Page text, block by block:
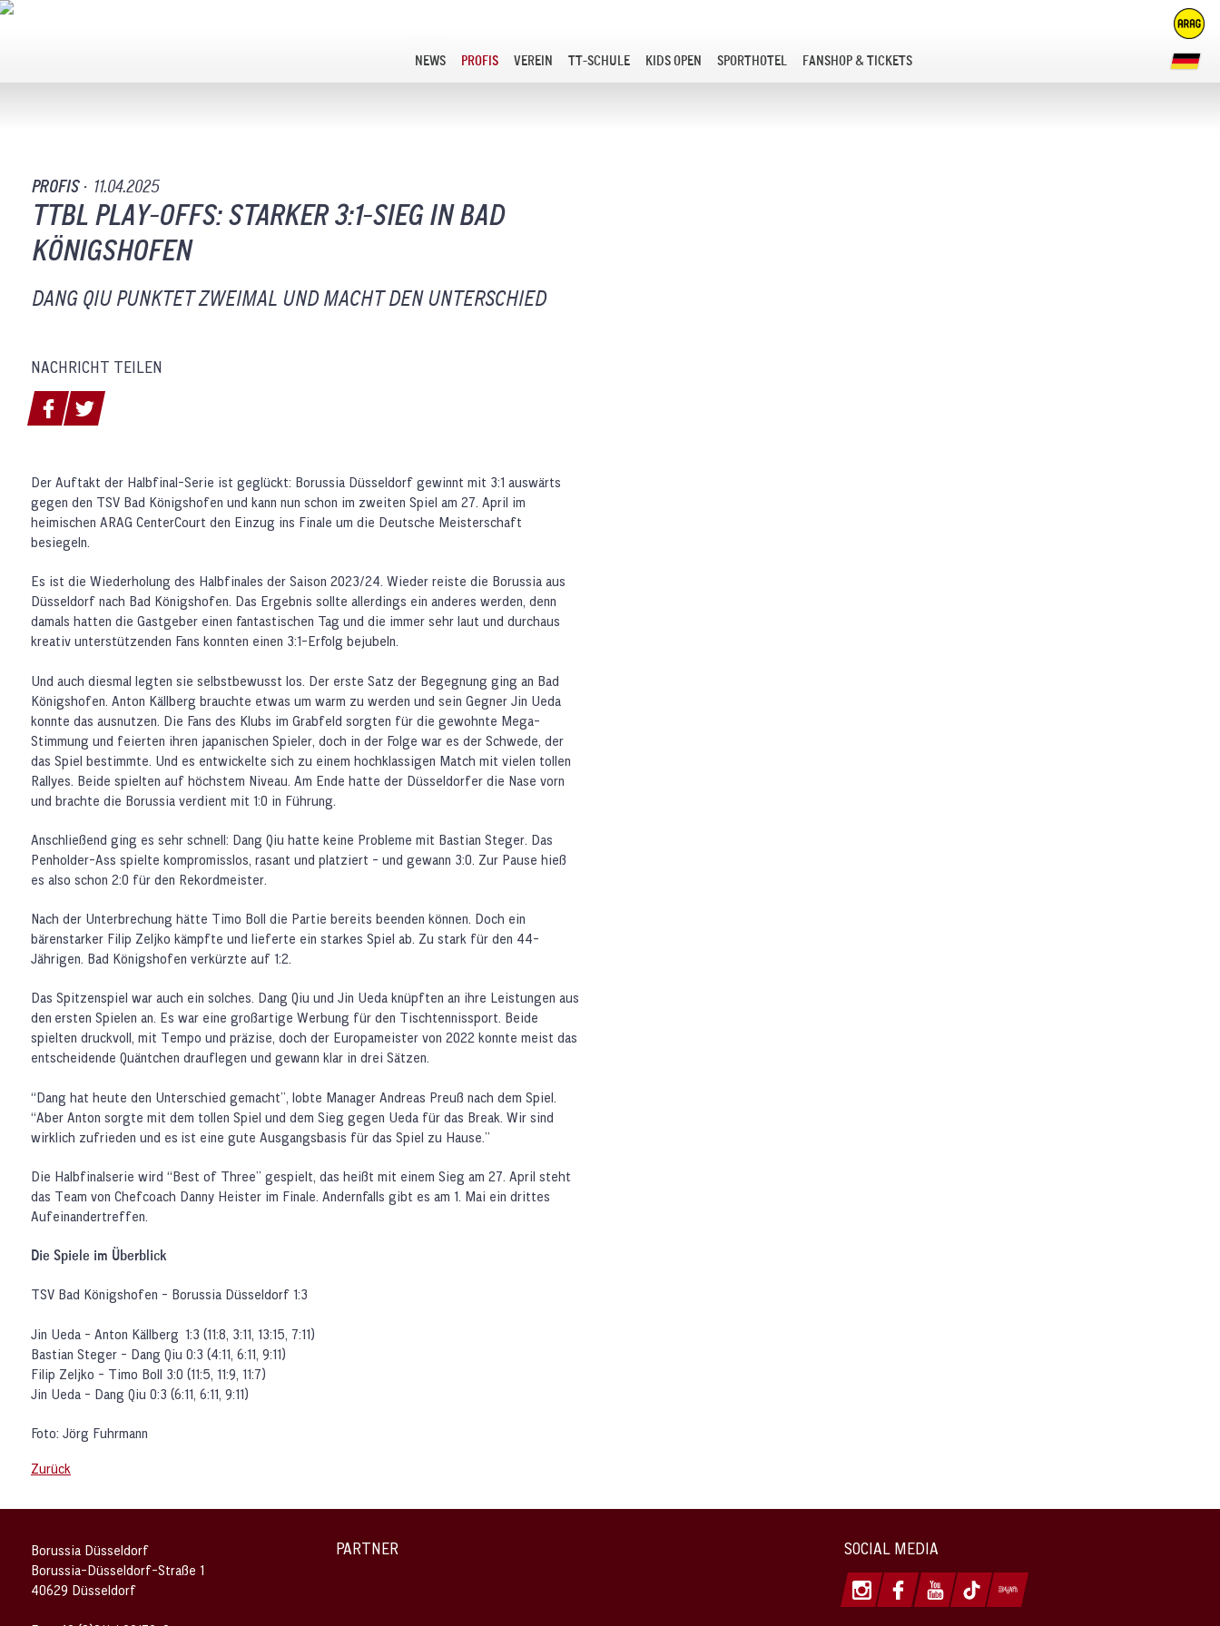
NEWS PROFIS VEREIN TT-SCHULE KIDS OPEN SPORTHOTEL FANSHOP & TICKETS
PROFIS · 11.04.2025
TTBL PLAY-OFFS: STARKER 3:1-SIEG IN BAD
KÖNIGSHOFEN
DANG QIU PUNKTET ZWEIMAL UND MACHT DEN UNTERSCHIED
NACHRICHT TEILEN
Der Auftakt der Halbfinal-Serie ist geglückt: Borussia Düsseldorf gewinnt mit 3:1 auswärts
gegen den TSV Bad Königshofen und kann nun schon im zweiten Spiel am 27. April im
heimischen ARAG CenterCourt den Einzug ins Finale um die Deutsche Meisterschaft
besiegeln.
Es ist die Wiederholung des Halbfinales der Saison 2023/24. Wieder reiste die Borussia aus
Düsseldorf nach Bad Königshofen. Das Ergebnis sollte allerdings ein anderes werden, denn
damals hatten die Gastgeber einen fantastischen Tag und die immer sehr laut und durchaus
kreativ unterstützenden Fans konnten einen 3:1-Erfolg bejubeln.
Und auch diesmal legten sie selbstbewusst los. Der erste Satz der Begegnung ging an Bad
Königshofen. Anton Källberg brauchte etwas um warm zu werden und sein Gegner Jin Ueda
konnte das ausnutzen. Die Fans des Klubs im Grabfeld sorgten für die gewohnte Mega-
Stimmung und feierten ihren japanischen Spieler, doch in der Folge war es der Schwede, der
das Spiel bestimmte. Und es entwickelte sich zu einem hochklassigen Match mit vielen tollen
Rallyes. Beide spielten auf höchstem Niveau. Am Ende hatte der Düsseldorfer die Nase vorn
und brachte die Borussia verdient mit 1:0 in Führung.
Anschließend ging es sehr schnell: Dang Qiu hatte keine Probleme mit Bastian Steger. Das
Penholder-Ass spielte kompromisslos, rasant und platziert - und gewann 3:0. Zur Pause hieß
es also schon 2:0 für den Rekordmeister.
Nach der Unterbrechung hätte Timo Boll die Partie bereits beenden können. Doch ein
bärenstarker Filip Zeljko kämpfte und lieferte ein starkes Spiel ab. Zu stark für den 44-
Jährigen. Bad Königshofen verkürzte auf 1:2.
Das Spitzenspiel war auch ein solches. Dang Qiu und Jin Ueda knüpften an ihre Leistungen aus
den ersten Spielen an. Es war eine großartige Werbung für den Tischtennissport. Beide
spielten druckvoll, mit Tempo und präzise, doch der Europameister von 2022 konnte meist das
entscheidende Quäntchen drauflegen und gewann klar in drei Sätzen.
“Dang hat heute den Unterschied gemacht”, lobte Manager Andreas Preuß nach dem Spiel.
“Aber Anton sorgte mit dem tollen Spiel und dem Sieg gegen Ueda für das Break. Wir sind
wirklich zufrieden und es ist eine gute Ausgangsbasis für das Spiel zu Hause.”
Die Halbfinalserie wird “Best of Three” gespielt, das heißt mit einem Sieg am 27. April steht
das Team von Chefcoach Danny Heister im Finale. Andernfalls gibt es am 1. Mai ein drittes
Aufeinandertreffen.
Die Spiele im Überblick
TSV Bad Königshofen - Borussia Düsseldorf 1:3
Jin Ueda - Anton Källberg 1:3 (11:8, 3:11, 13:15, 7:11)
Bastian Steger - Dang Qiu 0:3 (4:11, 6:11, 9:11)
Filip Zeljko - Timo Boll 3:0 (11:5, 11:9, 11:7)
Jin Ueda - Dang Qiu 0:3 (6:11, 6:11, 9:11)
Foto: Jörg Fuhrmann
Zurück
Borussia Düsseldorf
Borussia-Düsseldorf-Straße 1
40629 Düsseldorf
SOCIAL MEDIA
PARTNER